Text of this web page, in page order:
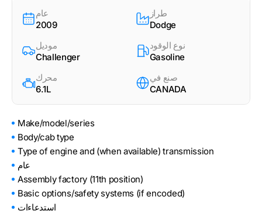
عام
2009
طراز
Dodge
موديل
Challenger
نوع الوقود
Gasoline
محرك
6.1L
صنع في
CANADA
Make/model/series
Body/cab type
Type of engine and (when available) transmission
عام
Assembly factory (11th position)
Basic options/safety systems (if encoded)
استدعاءات